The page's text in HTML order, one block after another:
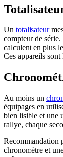
Un totalisateur
compteur de
calculent en plus
Ces appareils
Au moins un
équipages en
bien lisible et une
rallye, chaque
Recommandation
chronomètre et